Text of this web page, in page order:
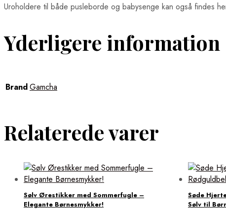
Uroholdere til både pusleborde og babysenge kan også findes
Yderligere information
BrandGamcha
Relaterede varer
Sølv Ørestikker med Sommerfugle –
Elegante Børnesmykker!
Søde
Sølv til